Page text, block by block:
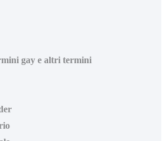
gay e altri termini